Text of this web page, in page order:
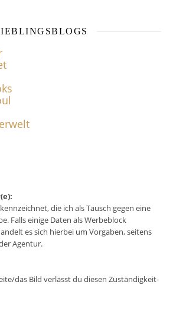
die ich als Tausch gegen eine
Falls einige Daten als Werbeblock
es sich hierbei um Vorgaben, seitens
Agentur.
das Bild verlässt du diesen Zuständigkeit-